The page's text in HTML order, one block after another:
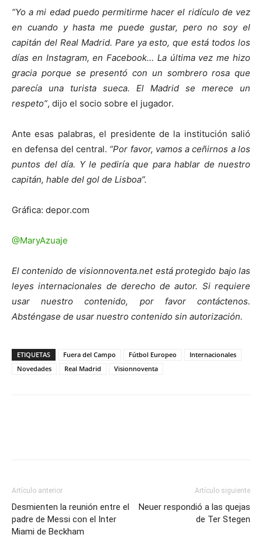
“Yo a mi edad puedo permitirme hacer el ridículo de vez
en cuando y hasta me puede gustar, pero no soy el
capitán del Real Madrid. Pare ya esto, que está todos los
días en Instagram, en Facebook… La última vez me hizo
gracia porque se presentó con un sombrero rosa que
parecía una turista sueca. El Madrid se merece un
respeto”, dijo el socio sobre el jugador.
Ante esas palabras, el presidente de la institución salió
en defensa del central. “Por favor, vamos a ceñirnos a los
puntos del día. Y le pediría que para hablar de nuestro
capitán, hable del gol de Lisboa”.
Gráfica: depor.com
@MaryAzuaje
El contenido de visionnoventa.net está protegido bajo las
leyes internacionales de derecho de autor. Si requiere
usar nuestro contenido, por favor contáctenos.
Absténgase de usar nuestro contenido sin autorización.
ETIQUETAS Fuera del Campo Fútbol Europeo
Internacionales
Novedades
Real Madrid Visionnoventa
Artículo anterior
Desmienten la reunión entre el
padre de Messi con el Inter
Miami de Beckham
Artículo siguiente
Neuer respondió a las quejas
de Ter Stegen